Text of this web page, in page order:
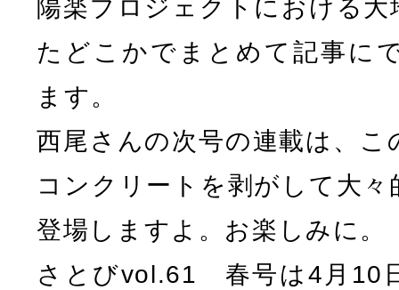
陽楽プロジェクトにおける
たどこかでまとめて記事に
ます。
西尾さんの次号の連載は、こ
コンクリートを剥がして大
登場しますよ。お楽しみに。
さとびvol.61 春号は4月10